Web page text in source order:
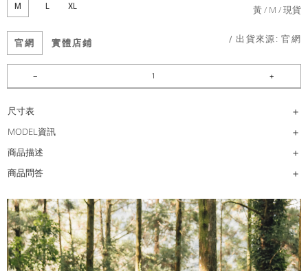
M L XL 黃 M 現貨
官網 實體店鋪 / 出貨來源:官網
尺寸表
MODEL資訊
商品描述
商品問答